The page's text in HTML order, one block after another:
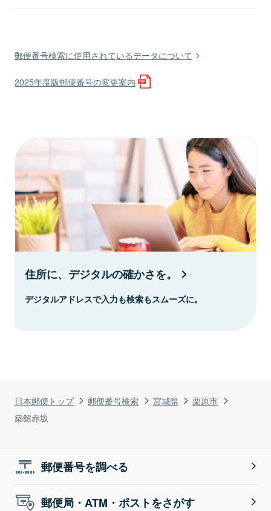
日本郵便トップ 郵便番号検索 宮城県
栗原市
築館赤坂
郵便番号検索に使用されているデータについて
2025年度版郵便番号の変更案内
住所に、デジタルの確かさを。
デジタルアドレスで入力も検索もスムーズに。
郵便番号を調べる
郵便局・ATM・ポストをさがす